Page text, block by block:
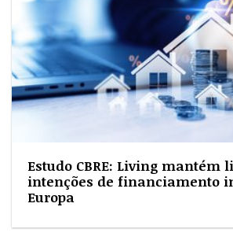
Estudo CBRE: Living mantém
intenções de financiamento
Europa